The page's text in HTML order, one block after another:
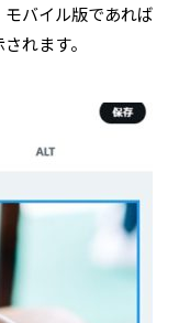
バイル版であれば
れます。